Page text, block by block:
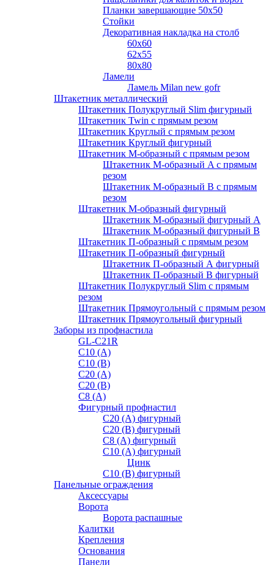
Планки завершающие 50х50
Стойки
Декоративная накладка на столб
60х60
62х55
80х80
Ламели
Ламель Milan new gofr
Штакетник металлический
Штакетник Полукруглый Slim фигурный
Штакетник Twin с прямым резом
Штакетник Круглый с прямым резом
Штакетник Круглый фигурный
Штакетник М-образный с прямым резом
Штакетник М-образный A с прямым
резом
Штакетник М-образный B с прямым
резом
Штакетник М-образный фигурный
Штакетник М-образный фигурный A
Штакетник М-образный фигурный B
Штакетник П-образный с прямым резом
Штакетник П-образный фигурный
Штакетник П-образный А фигурный
Штакетник П-образный В фигурный
Штакетник Полукруглый Slim с прямым
резом
Штакетник Прямоугольный с прямым резом
Штакетник Прямоугольный фигурный
Заборы из профнастила
GL-С21R
С10 (A)
С10 (В)
С20 (А)
С20 (В)
С8 (A)
Фигурный профнастил
С20 (A) фигурный
С20 (В) фигурный
С8 (A) фигурный
С10 (A) фигурный
Цинк
С10 (В) фигурный
Панельные ограждения
Аксессуары
Ворота
Ворота распашные
Калитки
Крепления
Основания
Панели